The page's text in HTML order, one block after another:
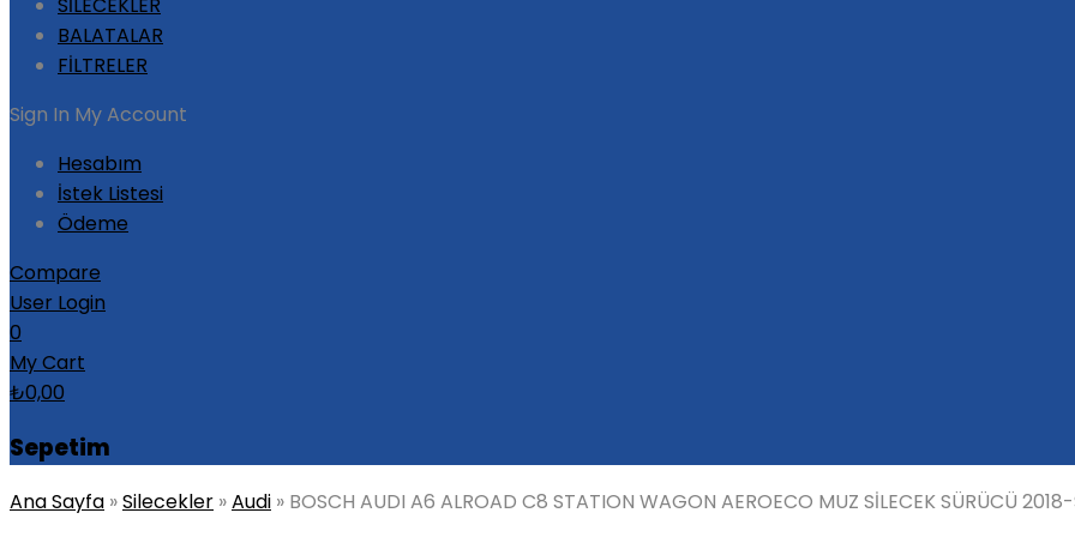
BALATALAR
FİLTRELER
Sign In My Account
Hesabım
İstek Listesi
Ödeme
Compare
User Login
0
My Cart
₺0,00
Sepetim
Ana Sayfa »Silecekler »Audi » BOSCH AUDI A6 ALROAD C8 STATION WAGON AEROECO MUZ SİLECEK SÜRÜCÜ